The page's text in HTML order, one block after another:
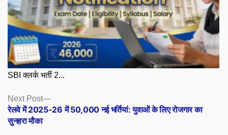
SBI क्लर्क भर्ती 2...
Posts
navigation
Next Post
Next
post:
रेलवे में 2025-26 में 50,000 नई भर्तियां: युवाओं के लिए रोजगार का
सुनहरा मौका